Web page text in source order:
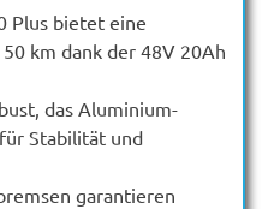
Plus bietet eine
km dank der 48V 20Ah
das Aluminium-
Stabilität und
garantieren